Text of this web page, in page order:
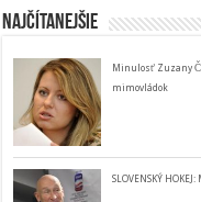
Najčítanejšie
Minulosť Zuzany
mimovládok
SLOVENSKÝ